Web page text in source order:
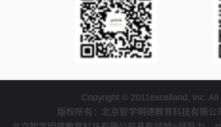
Copyright © 2011excelland, Inc.
版权所有：北京智学明德教育科技有限